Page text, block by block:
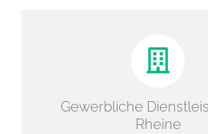
Gewerbliche
Rheine